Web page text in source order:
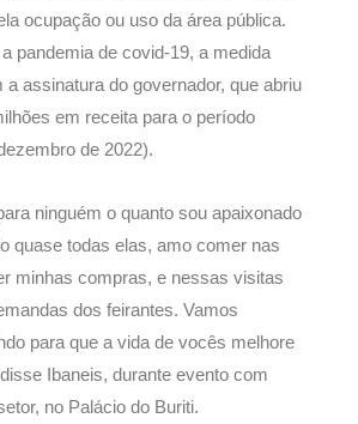
ocupação ou uso da área pública.
pandemia de covid-19, a medida
a assinatura do governador, que abriu
em receita para o período
de 2022).
ninguém o quanto sou apaixonado
quase todas elas, amo comer nas
minhas compras, e nessas visitas
dos feirantes. Vamos
para que a vida de vocês melhore
Ibaneis, durante evento com
no Palácio do Buriti.